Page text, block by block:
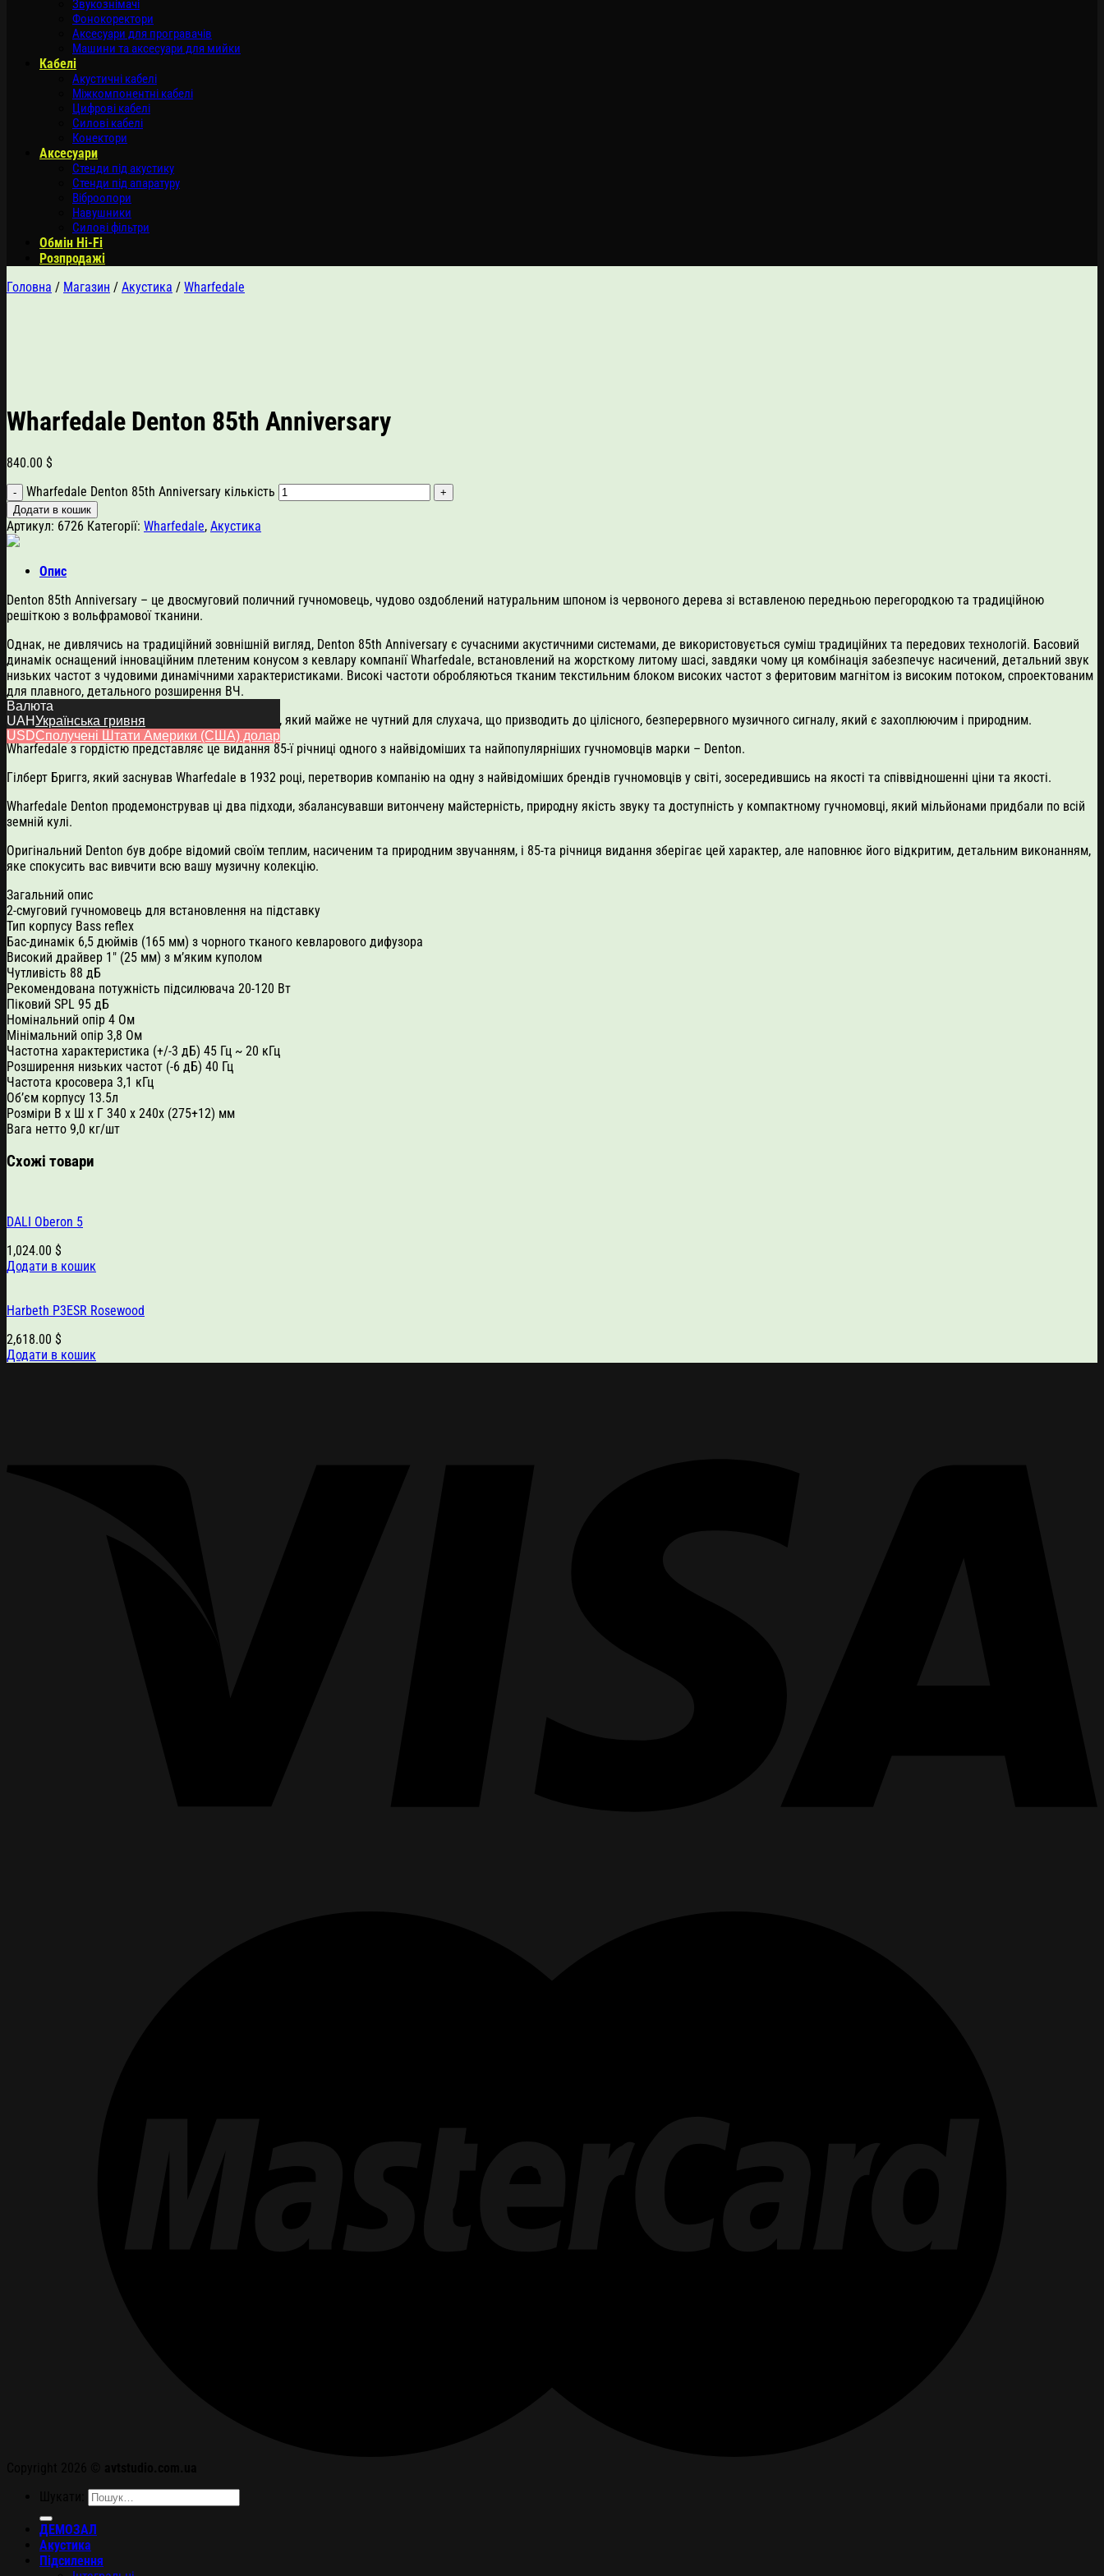
Звукознімачі
Фонокоректори
Аксесуари для програвачів
Машини та аксесуари для мийки
Кабелі
Акустичні кабелі
Міжкомпонентні кабелі
Цифрові кабелі
Силові кабелі
Конектори
Аксесуари
Стенди під акустику
Стенди під апаратуру
Віброопори
Навушники
Силові фільтри
Обмін Hi-Fi
Розпродажі
Головна / Магазин / Акустика / Wharfedale
Wharfedale Denton 85th Anniversary
840.00 $
Wharfedale Denton 85th Anniversary кількість
Додати в кошик
Артикул: 6726 Категорії: Wharfedale, Акустика
Опис
Denton 85th Anniversary – це двосмуговий поличний гучномовець, чудово оздоблений натуральним шпоном із червоного дерева зі вставленою передньою перегородкою та традиційною
решіткою з вольфрамової тканини.
Однак, не дивлячись на традиційний зовнішній вигляд, Denton 85th Anniversary є сучасними акустичними системами, де використовується суміш традиційних та передових технологій. Басовий
динамік оснащений інноваційним плетеним конусом з кевлару компанії Wharfedale, встановлений на жорсткому литому шасі, завдяки чому ця комбінація забезпечує насичений, детальний звук
низьких частот з чудовими динамічними характеристиками. Високі частоти обробляються тканим текстильним блоком високих частот з феритовим магнітом із високим потоком, спроектованим
для плавного, детального розширення ВЧ.
Ці динаміки поєднуються з чудовим кросовером, який майже не чутний для слухача, що призводить до цілісного, безперервного музичного сигналу, який є захоплюючим і природним.
Wharfedale з гордістю представляє це видання 85-ї річниці одного з найвідоміших та найпопулярніших гучномовців марки – Denton.
Гілберт Бриггз, який заснував Wharfedale в 1932 році, перетворив компанію на одну з найвідоміших брендів гучномовців у світі, зосередившись на якості та співвідношенні ціни та якості.
Wharfedale Denton продемонстрував ці два підходи, збалансувавши витончену майстерність, природну якість звуку та доступність у компактному гучномовці, який мільйонами придбали по всій
земній кулі.
Оригінальний Denton був добре відомий своїм теплим, насиченим та природним звучанням, і 85-та річниця видання зберігає цей характер, але наповнює його відкритим, детальним виконанням,
яке спокусить вас вивчити всю вашу музичну колекцію.
Загальний опис
2-смуговий гучномовець для встановлення на підставку
Тип корпусу Bass reflex
Бас-динамік 6,5 дюймів (165 мм) з чорного тканого кевларового дифузора
Високий драйвер 1″ (25 мм) з м’яким куполом
Чутливість 88 дБ
Рекомендована потужність підсилювача 20-120 Вт
Піковий SPL 95 дБ
Номінальний опір 4 Ом
Мінімальний опір 3,8 Ом
Частотна характеристика (+/-3 дБ) 45 Гц ~ 20 кГц
Розширення низьких частот (-6 дБ) 40 Гц
Частота кросовера 3,1 кГц
Об’єм корпусу 13.5л
Розміри В x Ш x Г 340 x 240x (275+12) мм
Вага нетто 9,0 кг/шт
Схожі товари
DALI Oberon 5
1,024.00 $
Додати в кошик
Harbeth P3ESR Rosewood
2,618.00 $
Додати в кошик
ДЕМОЗАЛ
Акустика
Підсилення
Валюта
UAHУкраїнська гривня
USDСполучені Штати Америки (США) долар